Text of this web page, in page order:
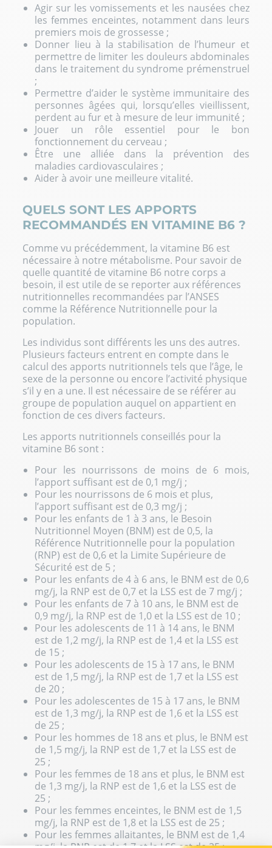
Agir sur les vomissements et les nausées chez
les femmes enceintes, notamment dans leurs
premiers mois de grossesse ;
Donner lieu à la stabilisation de l’humeur et
permettre de limiter les douleurs abdominales
dans le traitement du syndrome prémenstruel
;
Permettre d’aider le système immunitaire des
personnes âgées qui, lorsqu’elles vieillissent,
perdent au fur et à mesure de leur immunité ;
Jouer un rôle essentiel pour le bon
fonctionnement du cerveau ;
Être une alliée dans la prévention des
maladies cardiovasculaires ;
Aider à avoir une meilleure vitalité.
QUELS SONT LES APPORTS
RECOMMANDÉS EN VITAMINE B6 ?
Comme vu précédemment, la vitamine B6 est
nécessaire à notre métabolisme. Pour savoir de
quelle quantité de vitamine B6 notre corps a
besoin, il est utile de se reporter aux références
nutritionnelles recommandées par l’ANSES
comme la Référence Nutritionnelle pour la
population.
Les individus sont différents les uns des autres.
Plusieurs facteurs entrent en compte dans le
calcul des apports nutritionnels tels que l’âge, le
sexe de la personne ou encore l’activité physique
s’il y en a une. Il est nécessaire de se référer au
groupe de population auquel on appartient en
fonction de ces divers facteurs.
Les apports nutritionnels conseillés pour la
vitamine B6 sont :
Pour les nourrissons de moins de 6 mois,
l’apport suffisant est de 0,1 mg/j ;
Pour les nourrissons de 6 mois et plus,
l’apport suffisant est de 0,3 mg/j ;
Pour les enfants de 1 à 3 ans, le Besoin
Nutritionnel Moyen (BNM) est de 0,5, la
Référence Nutritionnelle pour la population
(RNP) est de 0,6 et la Limite Supérieure de
Sécurité est de 5 ;
Pour les enfants de 4 à 6 ans, le BNM est de 0,6
mg/j, la RNP est de 0,7 et la LSS est de 7 mg/j ;
Pour les enfants de 7 à 10 ans, le BNM est de
0,9 mg/j, la RNP est de 1,0 et la LSS est de 10 ;
Pour les adolescents de 11 à 14 ans, le BNM
est de 1,2 mg/j, la RNP est de 1,4 et la LSS est
de 15 ;
Pour les adolescents de 15 à 17 ans, le BNM
est de 1,5 mg/j, la RNP est de 1,7 et la LSS est
de 20 ;
Pour les adolescentes de 15 à 17 ans, le BNM
est de 1,3 mg/j, la RNP est de 1,6 et la LSS est
de 25 ;
Pour les hommes de 18 ans et plus, le BNM est
de 1,5 mg/j, la RNP est de 1,7 et la LSS est de
25 ;
Pour les femmes de 18 ans et plus, le BNM est
de 1,3 mg/j, la RNP est de 1,6 et la LSS est de
25 ;
Pour les femmes enceintes, le BNM est de 1,5
mg/j, la RNP est de 1,8 et la LSS est de 25 ;
Pour les femmes allaitantes, le BNM est de 1,4